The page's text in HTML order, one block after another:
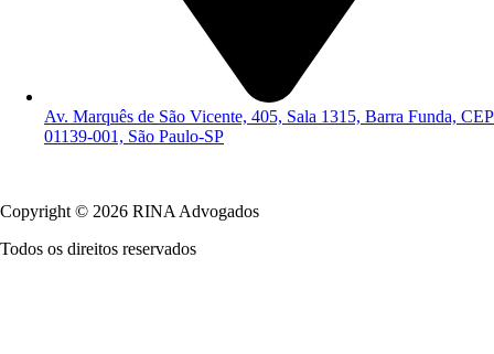
Av. Marquês de São Vicente, 405, Sala 1315, Barra Funda, CEP
01139-001, São Paulo-SP
Copyright © 2026 RINA Advogados
Todos os direitos reservados